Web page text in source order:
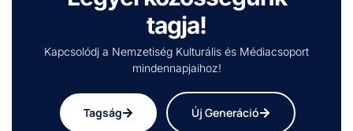
tagja!
Kapcsolódj a Nemzetiség Kulturális és Médiacsoport
mindennapjaihoz!
Tagság Új Generáció